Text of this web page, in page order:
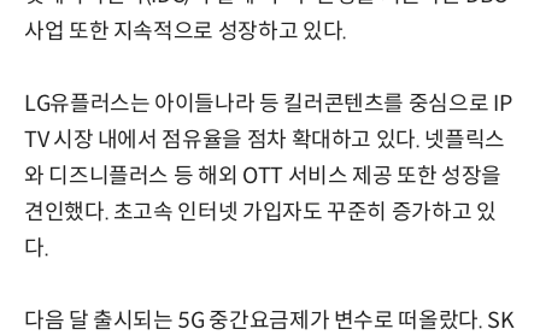
사업 또한 지속적으로 성장하고 있다.
LG유플러스는 아이들나라 등 킬러콘텐츠를 중심으로 IP
TV 시장 내에서 점유율을 점차 확대하고 있다. 넷플릭스
와 디즈니플러스 등 해외 OTT 서비스 제공 또한 성장을
견인했다. 초고속 인터넷 가입자도 꾸준히 증가하고 있
다.
다음 달 출시되는 5G 중간요금제가 변수로 떠올랐다. SK